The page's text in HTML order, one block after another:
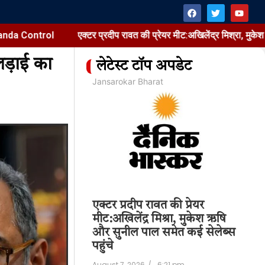
एक्टर प्रदीप रावत की प्रेयर मीट:अखिलेंद्र मिश्रा, मुकेश ऋषि और
का
लेटेस्ट टॉप अपडेट
Meta:
&
Control
pm
Jansarokar Bharat
एक्टर प्रदीप रावत की प्रेयर
मीट:अखिलेंद्र मिश्रा, मुकेश ऋषि
और सुनील पाल समेत कई सेलेब्स
पहुंचे